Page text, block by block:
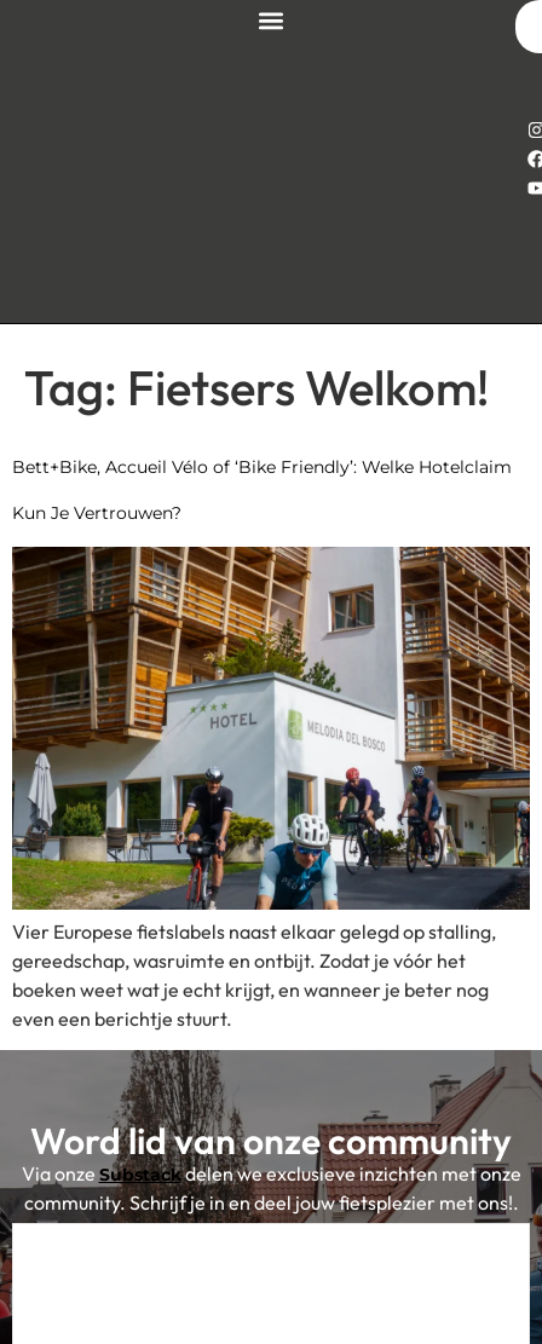
Tag: Fietsers Welkom!
Bett+Bike, Accueil Vélo of ‘Bike Friendly’: Welke Hotelclaim
Kun Je Vertrouwen?
Vier Europese fietslabels naast elkaar gelegd op stalling,
gereedschap, wasruimte en ontbijt. Zodat je vóór het
boeken weet wat je echt krijgt, en wanneer je beter nog
even een berichtje stuurt.
Word lid van onze community
Via onze Substackdelen we exclusieve inzichten met onze
community. Schrijf je in en deel jouw fietsplezier met ons!.